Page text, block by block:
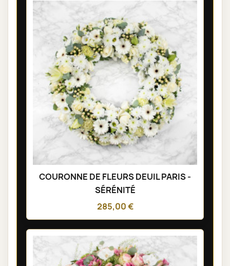
COURONNE DE FLEURS DEUIL PARIS -
SÉRÉNITÉ
285,00 €